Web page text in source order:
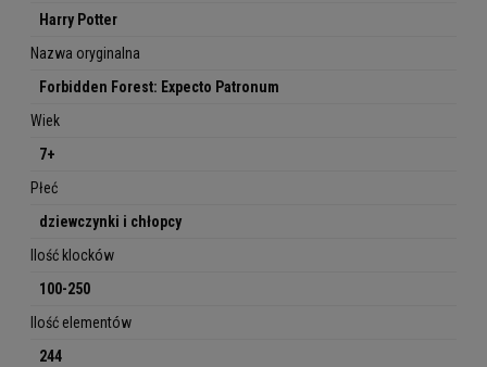
Harry Potter
Nazwa oryginalna
Forbidden Forest: Expecto Patronum
Wiek
7+
Płeć
dziewczynki i chłopcy
Ilość klocków
100-250
Ilość elementów
244